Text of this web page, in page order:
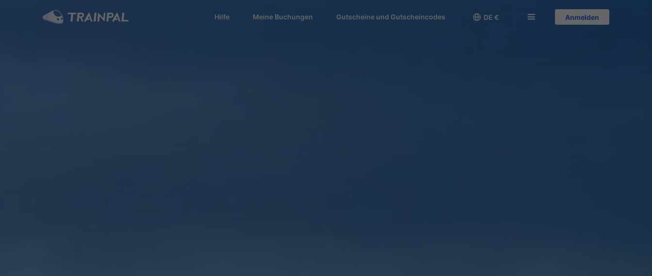
Hilfe Meine Buchungen Gutscheine und Gutscheincodes 󱅍 DE €  Anmelden